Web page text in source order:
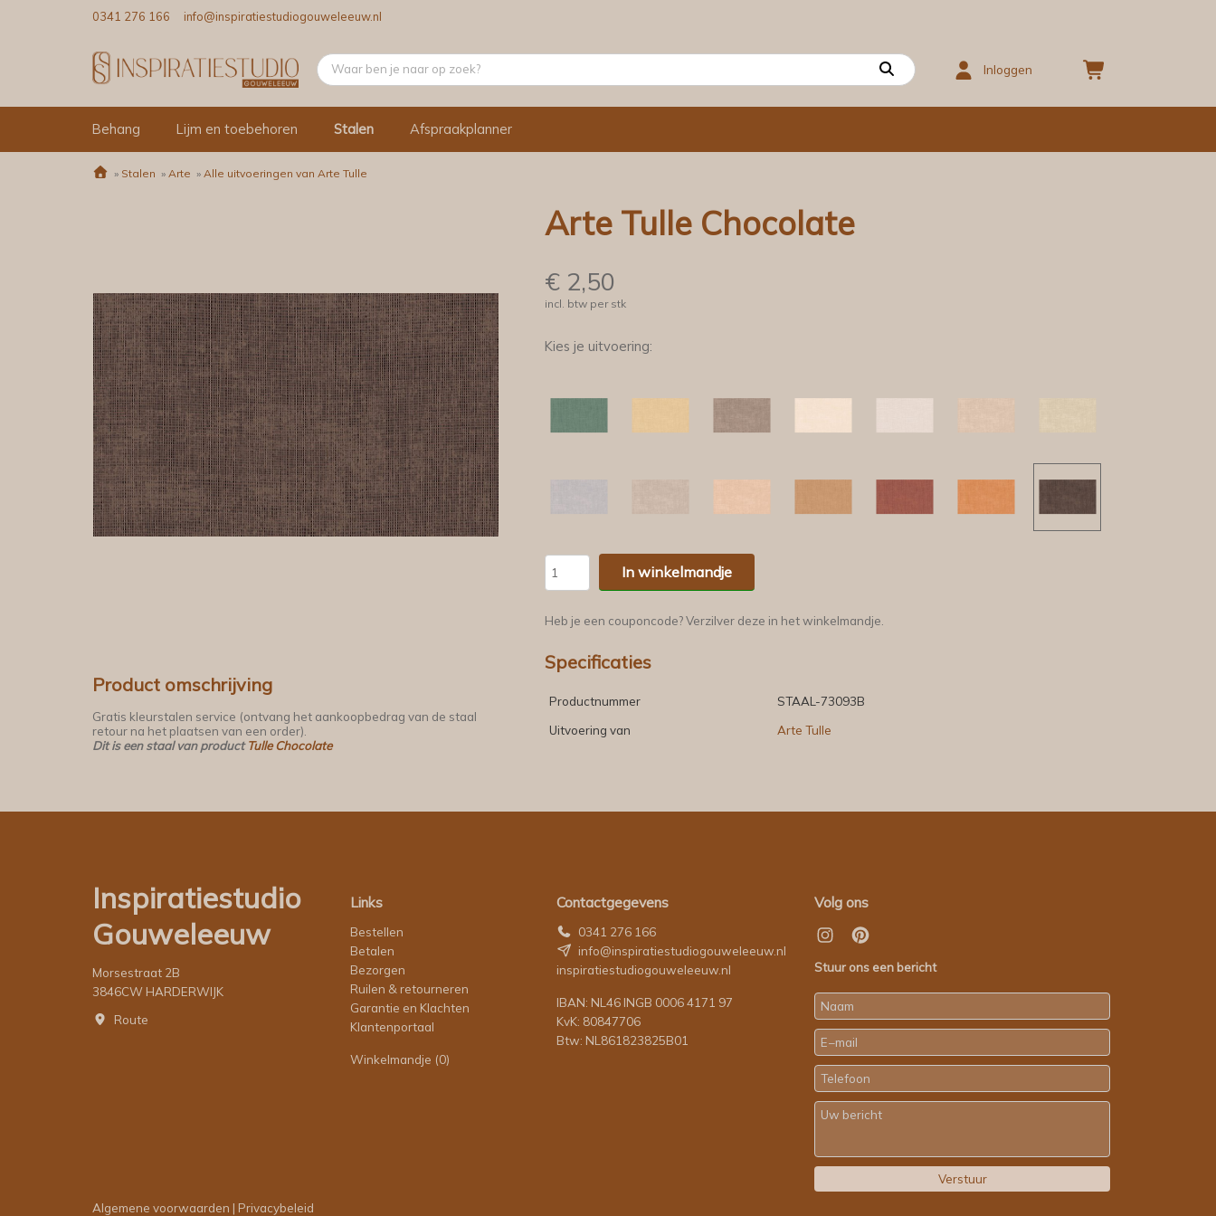
0341 276 166 info@inspiratiestudiogouweleeuw.nl
Inloggen
Behang Lijm en toebehoren Stalen Afspraakplanner
» Stalen » Arte » Alle uitvoeringen van Arte Tulle
Product omschrijving
Gratis kleurstalen service (ontvang het aankoopbedrag van de staal
retour na het plaatsen van een order).
Dit is een staal van productTulle Chocolate
Arte Tulle Chocolate
€ 2,50
incl. btw per stk
Kies je uitvoering:
In winkelmandje
Heb je een couponcode? Verzilver deze in het winkelmandje.
Specificaties
Productnummer
STAAL-73093B
Uitvoering van
Arte Tulle
Inspiratiestudio
Gouweleeuw
Morsestraat 2B
3846CW HARDERWIJK
Route
Links
Bestellen
Betalen
Bezorgen
Ruilen & retourneren
Garantie en Klachten
Klantenportaal
Winkelmandje (0)
Contactgegevens
0341 276 166
info@inspiratiestudiogouweleeuw.nl
inspiratiestudiogouweleeuw.nl
IBAN: NL46 INGB 0006 4171 97
KvK: 80847706
Btw: NL861823825B01
Volg ons
Stuur ons een bericht
Algemene voorwaarden | Privacybeleid